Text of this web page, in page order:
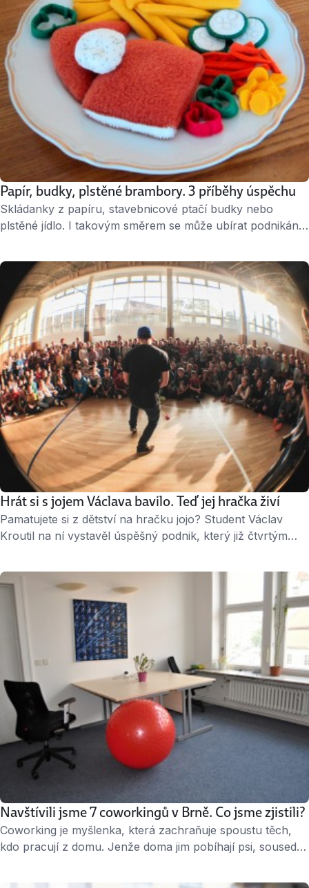
svým kolegou …
Papír, budky, plstěné brambory. 3 příběhy úspěchu
Skládanky z papíru, stavebnicové ptačí budky nebo
plstěné jídlo. I takovým směrem se může ubírat podnikání.
Václava Klapetka. Všichni uspěli i v podnikatelské soutěži
Rozjezdy roku. Porigami Nápad, v čem podnikat, vás
může zastihnout klidně na druhém konci světa. Stalo se to
architektce Tereze Hradilkové, která před pár …
Hrát si s jojem Václava bavilo. Teď jej hračka živí
Pamatujete si z dětství na hračku jojo? Student Václav
Kroutil na ní vystavěl úspěšný podnik, který již čtvrtým
Slušný se zaměřuje právě na prodej hračky, která se dnes
prodává jako yoyo a je z titanu. Za úspěchem stojí nejen
podnikatelský um sourozenců, ale i fakt, že yoyování je …
Navštívili jsme 7 coworkingů v Brně. Co jsme zjistili?
Coworking je myšlenka, která zachraňuje spoustu těch,
kdo pracují z domu. Jenže doma jim pobíhají psi, sousedé
kteří na dálku řídí firmu, jsou na volné noze nebo pracují